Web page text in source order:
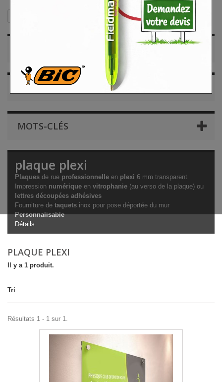
plaque plexi
NOS MAGASINS
MOTS-CLÉS
plaque plexi
Plaques de rue professionnelle en plexi 6 mm transparent
Impression numérique en vitrophanie (au verso de la plaque) ou
lettres découpées adhésives
Fourniture de taquets inox pour pose déportée du mur
Personnalisable
Détails
PLAQUE PLEXI
Il y a 1 produit.
Tri
Résultats 1 - 1 sur 1.